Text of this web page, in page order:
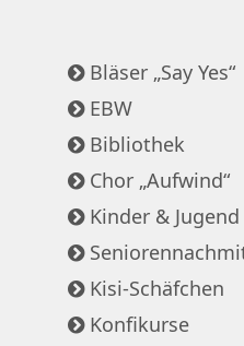
Bläser „Say Yes“
EBW
Bibliothek
Chor „Aufwind“
Kinder & Jugend
Kisi-Schäfchen
Konfikurse